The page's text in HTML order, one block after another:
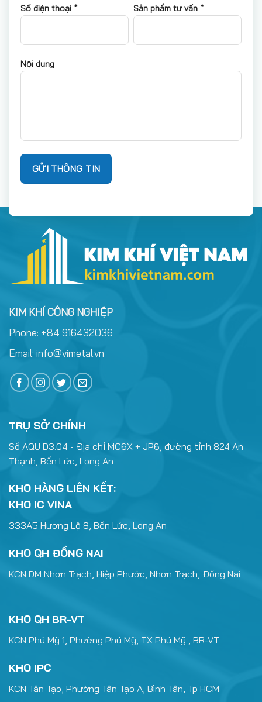
Số điện thoại * Sản phẩm tư vấn *
Nội dung
KIM KHÍ CÔNG NGHIỆP
Phone: +84 916432036
Email: info@vimetal.vn
TRỤ SỞ CHÍNH
Số AQU D3.04 - Địa chỉ MC6X + JP6, đường tỉnh 824 An
Thạnh, Bến Lức, Long An
KHO HÀNG LIÊN KẾT:
KHO IC VINA
333A5 Hương Lộ 8, Bến Lức, Long An
KHO QH ĐỒNG NAI
KCN DM Nhơn Trạch, Hiệp Phước, Nhơn Trạch, Đồng Nai
KHO QH BR-VT
KCN Phú Mỹ 1, Phường Phú Mỹ, TX Phú Mỹ , BR-VT
KHO IPC
KCN Tân Tạo, Phường Tân Tạo A, Bình Tân, Tp HCM